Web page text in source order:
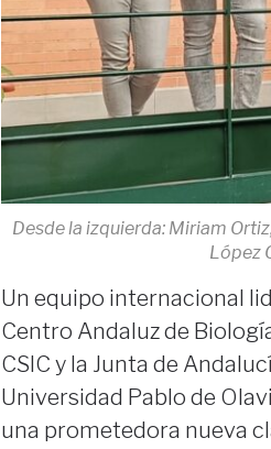
Desde la izquierda: Miriam
López
Un equipo internacional
Centro Andaluz de
CSIC y la Junta de
Universidad Pablo de
una prometedora nueva